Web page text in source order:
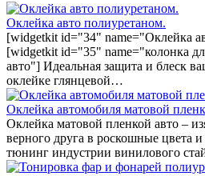
Оклейка авто полиуретаном.
[widgetkit id="34" name="Оклейка
[widgetkit id="35" name="колонка
авто"] Идеальная защита и блеск
оклейке глянцевой…
Оклейка автомобиля матовой
Оклейка матовой пленкой авто –
верного друга в роскошные цвета
тюнинг индустрии винилового